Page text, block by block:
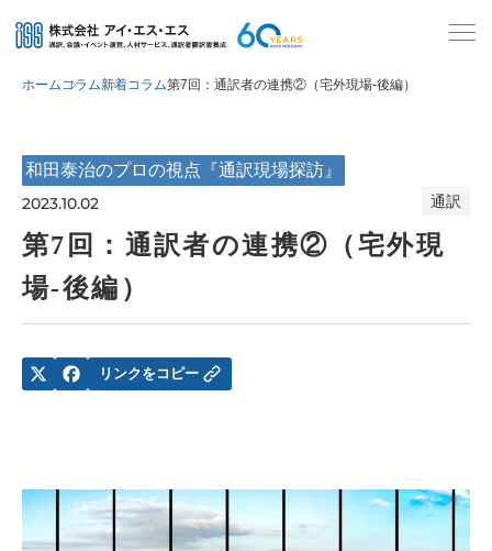
ホームコラム新着コラム第7回：通訳者の連携②（宅外現場-後編）
和田泰治のプロの視点『通訳現場探訪』
2023.10.02 通訳
第7回：通訳者の連携②（宅外現
場-後編）
リンクをコピー